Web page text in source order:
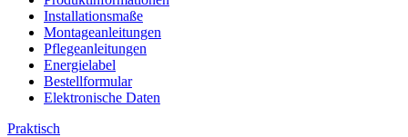
Installationsmaße
Montageanleitungen
Pflegeanleitungen
Energielabel
Bestellformular
Elektronische Daten
Praktisch